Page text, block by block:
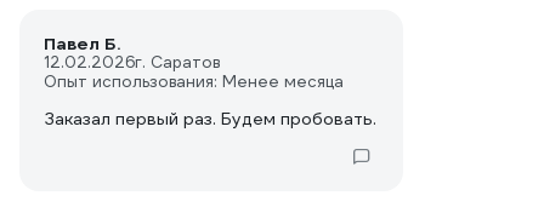
Павел Б.
12.02.2026г. Саратов
Опыт использования: Менее месяца
Заказал первый раз. Будем пробовать.